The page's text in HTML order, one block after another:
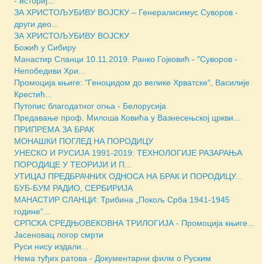
ЗА ХРИСТОЉУБИВУ ВОЈСКУ – Генералисимус Суворов -
други део...
ЗА ХРИСТОЉУБИВУ ВОЈСКУ
Божић у Сибиру
Манастир Сланци 10.11.2019. Ранко Гојковић - "Суворов -
Непобедиви Хри...
Промоција књиге: "Геноцидом до велике Хрватске", Василије
Крестић...
Путопис благодатног огња - Белорусија
Предавање проф. Милоша Ковића у Вазнесењској цркви...
ПРИПРЕМА ЗА БРАК
МОНАШКИ ПОГЛЕД НА ПОРОДИЦУ
УНЕСКО И РУСИЈА 1991-2019: ТЕХНОЛОГИЈЕ РАЗАРАЊА
ПОРОДИЦЕ У ТЕОРИЈИ И П...
УТИЦАЈ ПРЕДБРАЧНИХ ОДНОСА НА БРАК И ПОРОДИЦУ...
БУБ-БУМ РАДИО, СЕРБИРИЈА
МАНАСТИР СЛАНЦИ: Трибина „Покољ Срба 1941-1945
године“...
СРПСКА СРЕДЊОВЕКОВНА ТРИЛОГИЈА - Промоција књиге...
Јасеновац логор смрти
Руси нису издали...
Нема туђих ратова - Документарни филм о Руским